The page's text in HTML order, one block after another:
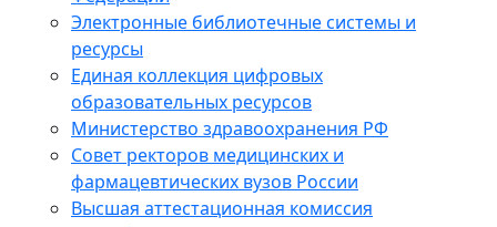
Электронные библиотечные системы и
ресурсы
Единая коллекция цифровых
образовательных ресурсов
Министерство здравоохранения РФ
Совет ректоров медицинских и
фармацевтических вузов России
Высшая аттестационная комиссия